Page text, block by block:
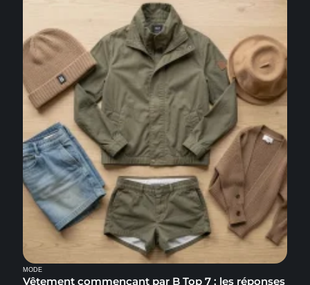
MODE
Vêtement commençant par B Top 7 : les réponses